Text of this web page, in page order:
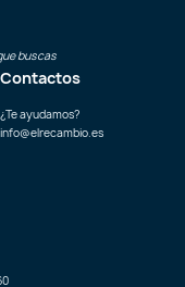
buscas
Contactos
¿Te ayudamos?
info@elrecambio.es